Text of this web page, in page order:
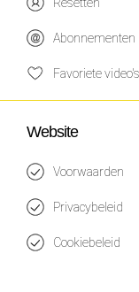
Abonnementen
Favoriete video's
Website
Voorwaarden
Privacybeleid
Cookiebeleid